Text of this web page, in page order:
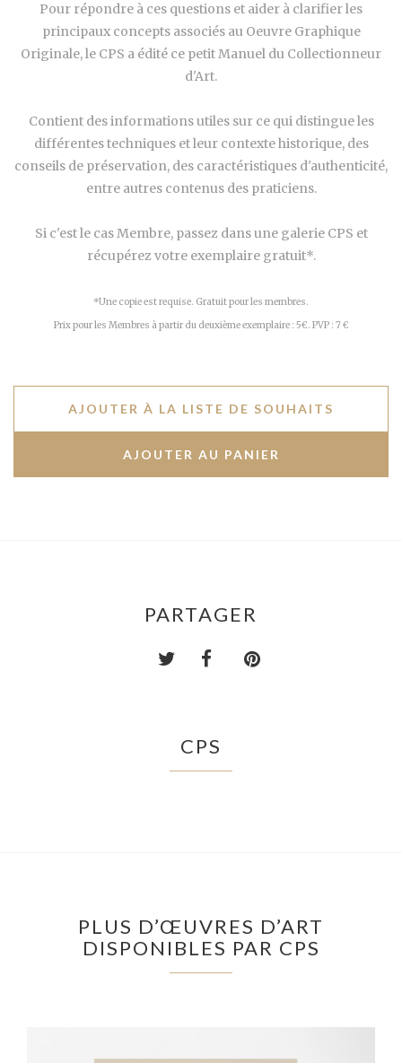
Pour répondre à ces questions et aider à clarifier les
principaux concepts associés au Oeuvre Graphique
Originale, le CPS a édité ce petit Manuel du Collectionneur
d'Art.
Contient des informations utiles sur ce qui distingue les
différentes techniques et leur contexte historique, des
conseils de préservation, des caractéristiques d'authenticité,
entre autres contenus des praticiens.
Si c'est le cas Membre, passez dans une galerie CPS et
récupérez votre exemplaire gratuit*.
*Une copie est requise. Gratuit pour les membres.
Prix pour les Membres à partir du deuxième exemplaire : 5€. PVP : 7 €
AJOUTER À LA LISTE DE SOUHAITS
PARTAGER
CPS
PLUS D’ŒUVRES D’ART
DISPONIBLES PAR CPS